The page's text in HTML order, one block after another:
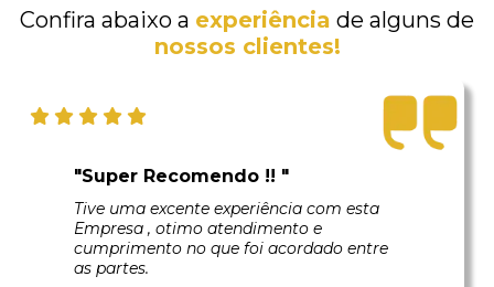
Confira abaixo a experiência de alguns de
nossos clientes!
"Super Recomendo !! "
Tive uma excente experiência com esta
Empresa , otimo atendimento e
cumprimento no que foi acordado entre
as partes.